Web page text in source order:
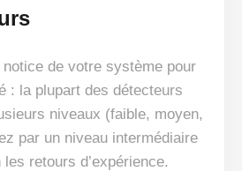
de votre système pour
: la plupart des détecteurs
niveaux (faible, moyen,
par un niveau intermédiaire
retours d’expérience.